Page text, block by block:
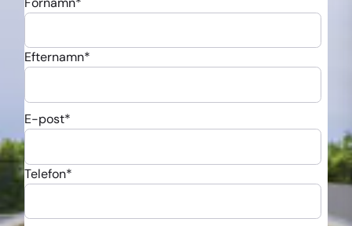
Efternamn*
E-post*
Telefon*